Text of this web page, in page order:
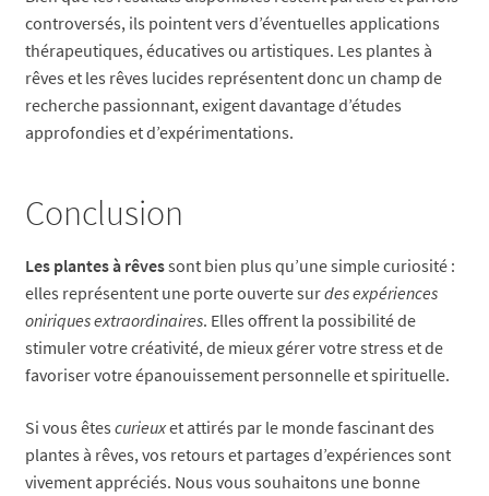
controversés, ils pointent vers d’éventuelles applications
thérapeutiques, éducatives ou artistiques. Les plantes à
rêves et les rêves lucides représentent donc un champ de
recherche passionnant, exigent davantage d’études
approfondies et d’expérimentations.
Conclusion
Les plantes à rêvessont bien plus qu’une simple curiosité :
elles représentent une porte ouverte surdes expériences
oniriques extraordinaires. Elles offrent la possibilité de
stimuler votre créativité, de mieux gérer votre stress et de
favoriser votre épanouissement personnelle et spirituelle.
Si vous êtes curieuxet attirés par le monde fascinant des
plantes à rêves, vos retours et partages d’expériences sont
vivement appréciés. Nous vous souhaitons une bonne